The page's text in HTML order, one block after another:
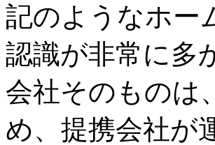
記のようなホー
認識が非常に多
会社そのものは
め、提携会社が